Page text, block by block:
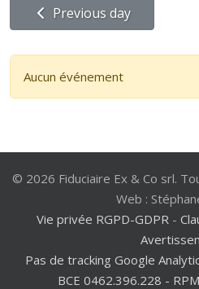
Previous day
Aucun événement
© 2026 Fiduciaire Ex & Co srl.
Web :
Vie privée RGPD-GDPR -
Pas de tracking Google
BCE 0462.396.228 -